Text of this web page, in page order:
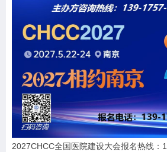
2027CHCC全国医院建设大会报名热线：